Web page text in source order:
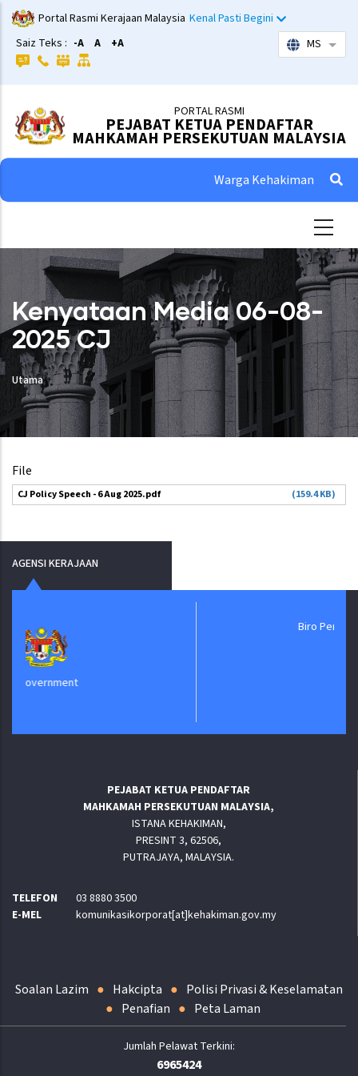
Skip
to
main
content
Portal Rasmi Kerajaan Malaysia Kenal Pasti Begini
Saiz Teks : -A A +A MS List
PORTAL RASMI
PEJABAT KETUA PENDAFTAR
MAHKAMAH PERSEKUTUAN MALAYSIA
Warga Kehakiman
Kenyataan Media 06-08-
2025 CJ
Utama
File
CJ Policy Speech - 6 Aug 2025.pdf (159.4 KB)
AGENSI KERAJAAN
Biro Pengaduan
PEJABAT KETUA PENDAFTAR
MAHKAMAH PERSEKUTUAN MALAYSIA,
ISTANA KEHAKIMAN,
PRESINT 3, 62506,
PUTRAJAYA, MALAYSIA.
TELEFON
03 8880 3500
E-MEL
komunikasikorporat[at]kehakiman.gov.my
Soalan Lazim Hakcipta
Polisi Privasi & Keselamatan
Penafian
Peta Laman
6965424